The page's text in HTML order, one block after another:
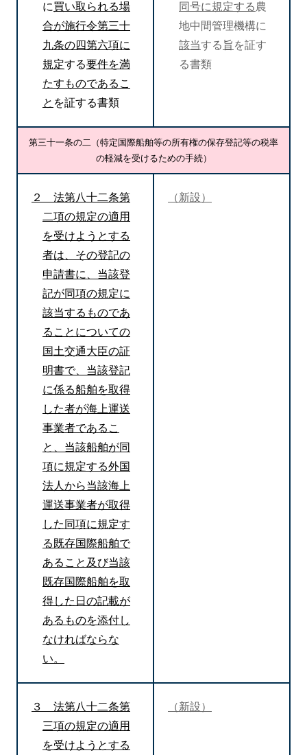
に買い取られる場
合が施行令第三十
九条の四第六項に
規定する要件を満
たすものであるこ
と を証する書類
同号に規定する 農
地中間管理機構に
該当する 旨 を証す
る書類
第三十一条の二（特定国際船舶等の所有権の保存登記等の税率
の軽減を受けるための手続）
２ 法第八十二条第
二項の規定の適用
を受けようとする
者は、その登記の
申請書に、当該登
記が同項の規定に
該当するものであ
ることについての
国土交通大臣の証
明書で、当該登記
に係る船舶を取得
した者が海上運送
事業者であるこ
と、当該船舶が同
項に規定する外国
法人から当該海上
運送事業者が取得
した同項に規定す
る既存国際船舶で
あること及び当該
既存国際船舶を取
得した日の記載が
あるものを添付し
なければならな
い。
（新設）
３ 法第八十二条第
三項の規定の適用
を受けようとする
（新設）